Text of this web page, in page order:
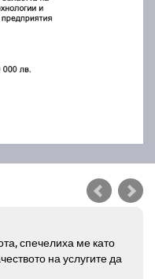
спечелиха ме като
на услугите да